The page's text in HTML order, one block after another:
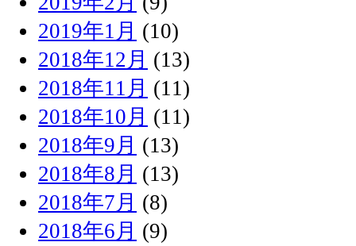
2019年1月 (10)
2018年12月 (13)
2018年11月 (11)
2018年10月 (11)
2018年9月 (13)
2018年8月 (13)
2018年7月 (8)
2018年6月 (9)